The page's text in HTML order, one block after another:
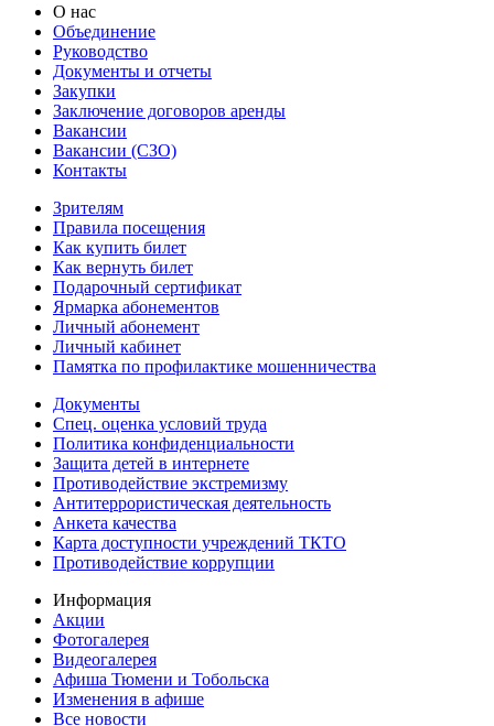
О нас
Объединение
Руководство
Документы и отчеты
Закупки
Заключение договоров аренды
Вакансии
Вакансии (СЗО)
Контакты
Зрителям
Правила посещения
Как купить билет
Как вернуть билет
Подарочный сертификат
Ярмарка абонементов
Личный абонемент
Личный кабинет
Памятка по профилактике мошенничества
Документы
Спец. оценка условий труда
Политика конфиденциальности
Защита детей в интернете
Противодействие экстремизму
Антитеррористическая деятельность
Анкета качества
Карта доступности учреждений ТКТО
Противодействие коррупции
Информация
Акции
Фотогалерея
Видеогалерея
Афиша Тюмени и Тобольска
Изменения в афише
Все новости